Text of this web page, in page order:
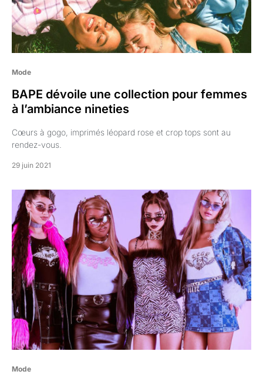
Mode
BAPE dévoile une collection pour femmes
à l’ambiance nineties
Cœurs à gogo, imprimés léopard rose et crop tops sont au
rendez-vous.
29 juin 2021
Mode